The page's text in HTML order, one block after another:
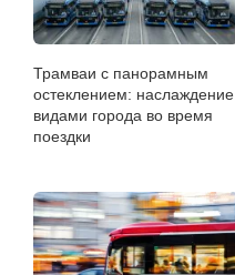
Трамваи с панорамным
остеклением: наслаждение
видами города во время
поездки